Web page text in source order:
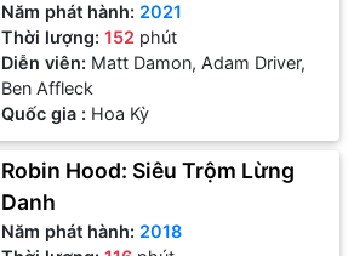
Năm phát hành: 2021
Thời lượng:152 phút
Diễn viên: Matt Damon, Adam Driver,
Ben Affleck
Quốc gia : Hoa Kỳ
Robin Hood: Siêu Trộm Lừng
Danh
Năm phát hành: 2018